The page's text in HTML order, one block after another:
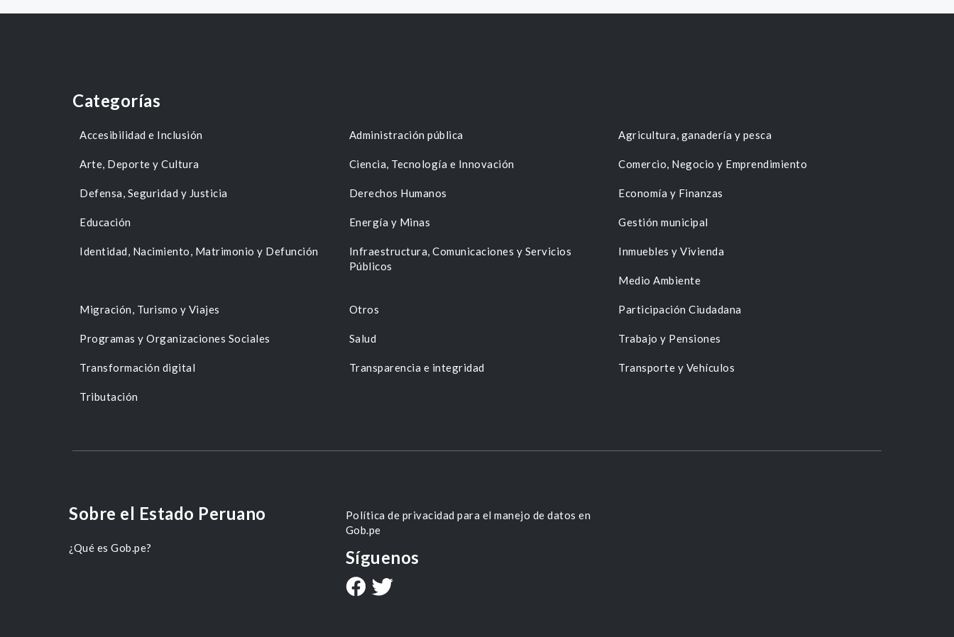
Categorías
Accesibilidad e Inclusión Administración pública Agricultura, ganadería y pesca
Arte, Deporte y Cultura Ciencia, Tecnología e Innovación Comercio, Negocio y Emprendimiento
Defensa, Seguridad y Justicia Derechos Humanos Economía y Finanzas
Educación Energía y Minas Gestión municipal
Identidad, Nacimiento, Matrimonio y Defunción
Infraestructura, Comunicaciones y Servicios
Públicos
Inmuebles y Vivienda
Medio Ambiente
Migración, Turismo y Viajes Otros Participación Ciudadana
Programas y Organizaciones Sociales Salud Trabajo y Pensiones
Transformación digital Transparencia e integridad Transporte y Vehículos
Tributación
Sobre el Estado Peruano
¿Qué es Gob.pe?
Política de privacidad para el manejo de datos en
Gob.pe
Síguenos